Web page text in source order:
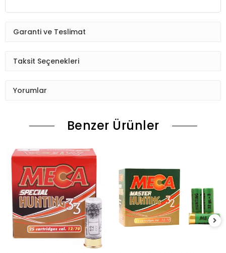
Garanti ve Teslimat
Taksit Seçenekleri
Yorumlar
Benzer Ürünler